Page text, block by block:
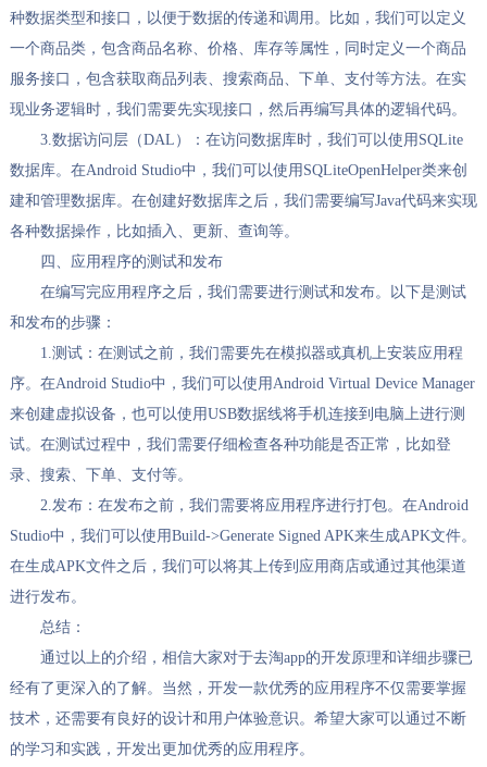
种数据类型和接口，以便于数据的传递和调用。比如，我们可以定义
一个商品类，包含商品名称、价格、库存等属性，同时定义一个商品
服务接口，包含获取商品列表、搜索商品、下单、支付等方法。在实
现业务逻辑时，我们需要先实现接口，然后再编写具体的逻辑代码。
3.数据访问层（DAL）：在访问数据库时，我们可以使用SQLite
数据库。在Android Studio中，我们可以使用SQLiteOpenHelper类来创
建和管理数据库。在创建好数据库之后，我们需要编写Java代码来实现
各种数据操作，比如插入、更新、查询等。
四、应用程序的测试和发布
在编写完应用程序之后，我们需要进行测试和发布。以下是测试
和发布的步骤：
1.测试：在测试之前，我们需要先在模拟器或真机上安装应用程
序。在Android Studio中，我们可以使用Android Virtual Device Manager
来创建虚拟设备，也可以使用USB数据线将手机连接到电脑上进行测
试。在测试过程中，我们需要仔细检查各种功能是否正常，比如登
录、搜索、下单、支付等。
2.发布：在发布之前，我们需要将应用程序进行打包。在Android
Studio中，我们可以使用Build->Generate Signed APK来生成APK文件。
在生成APK文件之后，我们可以将其上传到应用商店或通过其他渠道
进行发布。
总结：
通过以上的介绍，相信大家对于去淘app的开发原理和详细步骤已
经有了更深入的了解。当然，开发一款优秀的应用程序不仅需要掌握
技术，还需要有良好的设计和用户体验意识。希望大家可以通过不断
的学习和实践，开发出更加优秀的应用程序。